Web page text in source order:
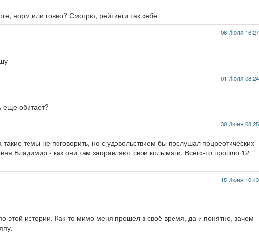
норм или говно? Смотрю, рейтинги так себе
06 Июля 16:27
01 Июля 08:24
еще обитает?
30 Июня 08:25
темы не поговорить, но с удовольствием бы послушал поцреотических
Владимир - как они там заправляют свои колымаги. Всего-то прошло 12
15 Июня 10:43
этой истории. Как-то мимо меня прошел в своё время, да и понятно, зачем